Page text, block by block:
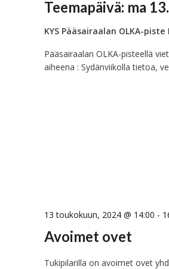
Teemapäivä: ma
KYS Pääsairaalan OLKA-piste
Pääsairaalan OLKA-pisteellä
aiheena : Sydänviikolla tietoa,
Avoimet ovet
13 toukokuun, 2024 @ 14:00 -
Tukipilarilla on avoimet ovet